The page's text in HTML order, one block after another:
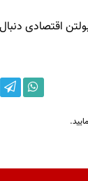
اقتصادی